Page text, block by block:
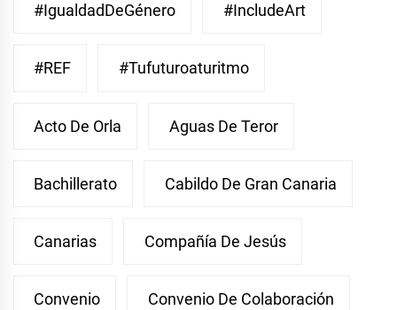
#IgualdadDeGénero #IncludeArt
#REF #Tufuturoaturitmo
Acto De Orla Aguas De Teror
Bachillerato Cabildo De Gran Canaria
Canarias Compañía De Jesús
Convenio Convenio De Colaboración